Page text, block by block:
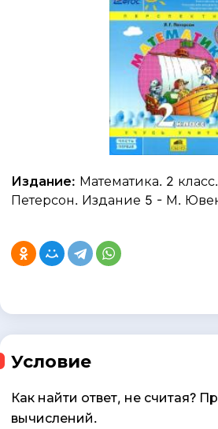
Издание: Математика. 2
Петерсон. Издание 5 - М.
Условие
Как найти ответ, не считая?
вычислений.